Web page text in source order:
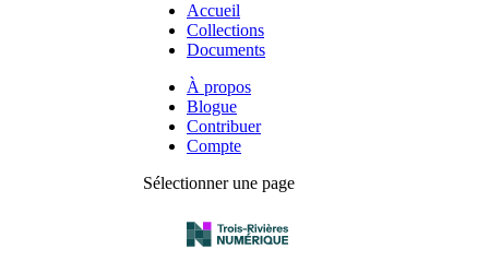
Accueil
Collections
Documents
À propos
Blogue
Contribuer
Compte
Sélectionner une page